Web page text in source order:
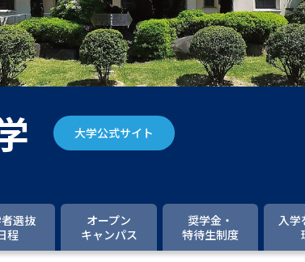
専門学校の資料請求 大学院の資料請求
大学入学共通テスト「受験案内」の請求
大学入学共通テスト「受験上の配慮案内
高等学校（情報）教員資格認定試験
大学研究
大学公式サイト
選抜
程
オープン
キャンパス
奨学金・
特待生制度
入学